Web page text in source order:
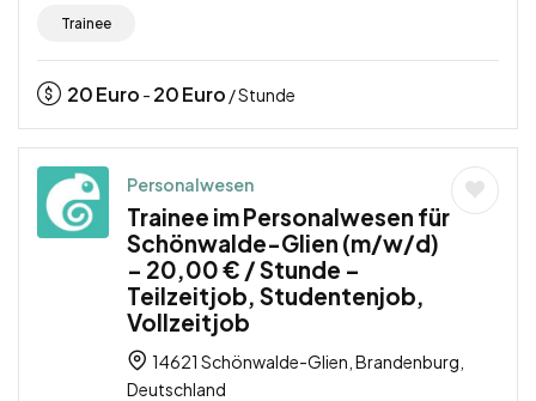
Trainee
20Euro - 20Euro / Stunde
Personalwesen
Trainee im Personalwesen für
Schönwalde-Glien (m/w/d)
– 20,00 € / Stunde –
Teilzeitjob, Studentenjob,
Vollzeitjob
14621 Schönwalde-Glien, Brandenburg,
Deutschland